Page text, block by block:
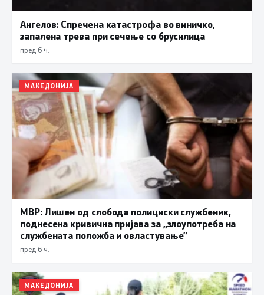
Ангелов: Спречена катастрофа во виничко,
запалена трева при сечење со брусилица
пред 6 ч.
МАКЕДОНИЈА
МВР: Лишен од слобода полициски службеник,
поднесена кривична пријава за „злоупотреба на
службената положба и овластување”
пред 6 ч.
МАКЕДОНИЈА